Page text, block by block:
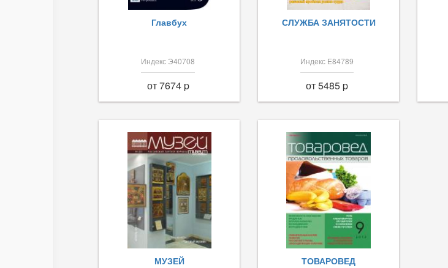
Главбух
Индекс Э40708
от 7674 p
СЛУЖБА ЗАНЯТОСТИ
Индекс Е84789
от 5485 p
МУЗЕЙ
ТОВАРОВЕД